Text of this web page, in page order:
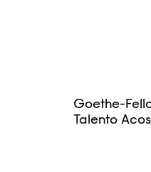
Goethe-
Talento